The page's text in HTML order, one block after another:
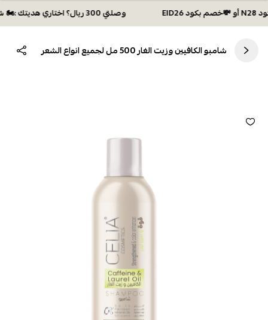
وصلتي 300 ريال؟ اختاري هديتك :🏍 شحن مجاني بكود N28 أو 💸خصم بكود EID26
شامبو الكافيين وزيت الغار 500 مل لجميع انواع الشعر